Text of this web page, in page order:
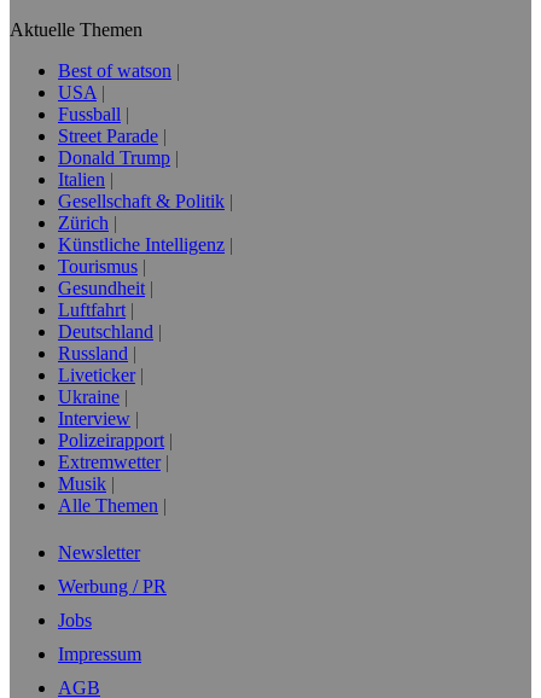
Aktuelle Themen
Best of watson
USA
Fussball
Street Parade
Donald Trump
Italien
Gesellschaft & Politik
Zürich
Künstliche Intelligenz
Tourismus
Gesundheit
Luftfahrt
Deutschland
Russland
Liveticker
Ukraine
Interview
Polizeirapport
Extremwetter
Musik
Alle Themen
Newsletter
Werbung / PR
Jobs
Impressum
AGB